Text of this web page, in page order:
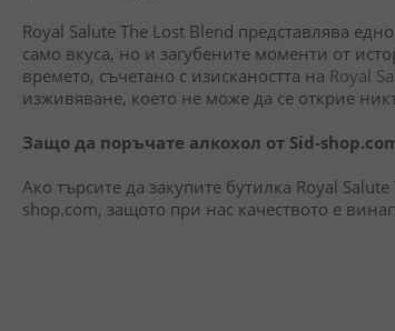
Royal Salute The Lost Blend представлява
само вкуса, но и загубените моменти от
времето, съчетано с изискаността на Royal
изживяване, което не може да се открие
Защо да поръчате алкохол от Sid-
Ако търсите да закупите бутилка Royal
shop.com, защото при нас качеството е